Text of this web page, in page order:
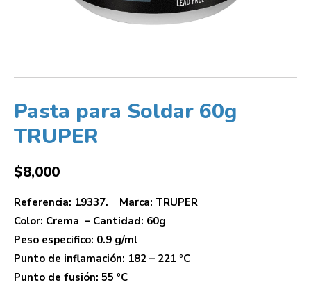
Pasta para Soldar 60g
TRUPER
$8,000
Referencia: 19337. Marca: TRUPER
Color: Crema – Cantidad: 60g
Peso especifico: 0.9 g/ml
Punto de inflamación: 182 – 221 ºC
Punto de fusión: 55 ºC